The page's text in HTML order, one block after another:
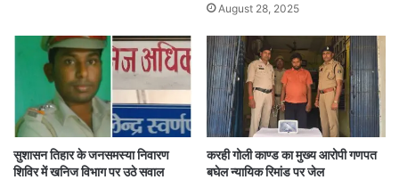
August 28, 2025
सुशासन तिहार के जनसमस्या निवारण
शिविर में खनिज विभाग पर उठे सवाल
करही गोली काण्ड का मुख्य आरोपी गणपत
बघेल न्यायिक रिमांड पर जेल